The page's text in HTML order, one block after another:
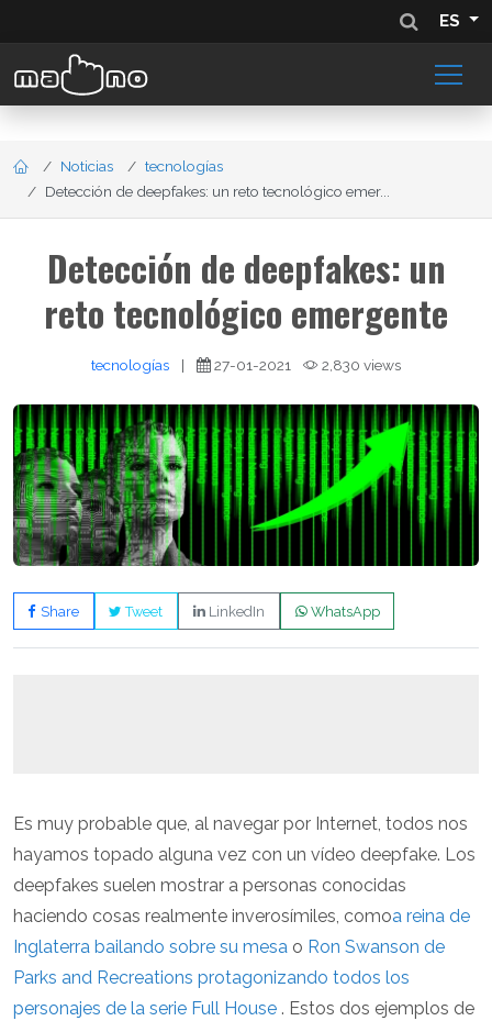
ES
Noticias
tecnologías
Detección de deepfakes: un reto tecnológico emer...
Detección de deepfakes: un
reto tecnológico emergente
tecnologías | 27-01-2021 2,830 views
Share Tweet LinkedIn WhatsApp
Es muy probable que, al navegar por Internet, todos nos
hayamos topado alguna vez con un vídeo deepfake. Los
deepfakes suelen mostrar a personas conocidas
haciendo cosas realmente inverosímiles, comoa reina de
Inglaterra bailando sobre su mesa o Ron Swanson de
Parks and Recreations protagonizando todos los
personajes de la serie Full House . Estos dos ejemplos de